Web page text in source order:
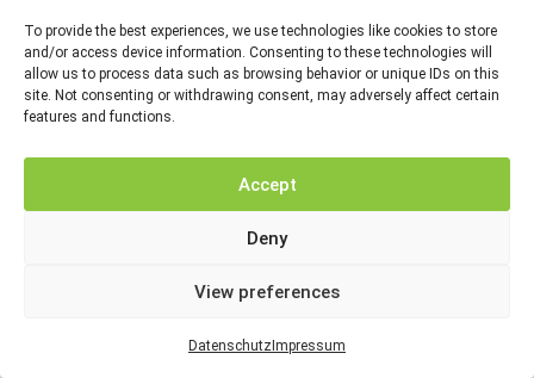
To provide the best experiences, we use technologies like cookies to store
and/or access device information. Consenting to these technologies will
allow us to process data such as browsing behavior or unique IDs on this
site. Not consenting or withdrawing consent, may adversely affect certain
features and functions.
Accept
Deny
View preferences
Datenschutz Impressum
werden.
IMPRESSUM DATENSCHUTZ